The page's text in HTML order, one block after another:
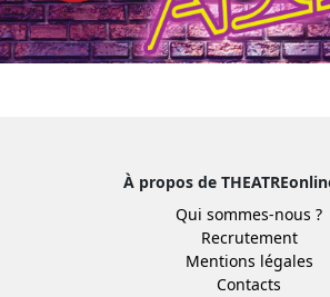
À propos de
Qui sommes-nous ?
Recrutement
Mentions légales
Contacts